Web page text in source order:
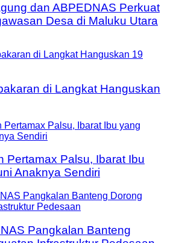
dan ABPEDNAS Perkuat
Desa di Maluku Utara
di Langkat Hanguskan
Pertamax Palsu, Ibarat Ibu
Anaknya Sendiri
Pangkalan Banteng